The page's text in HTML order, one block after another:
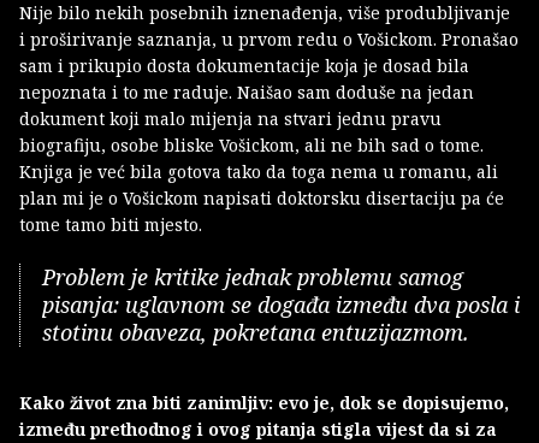
Nije bilo nekih posebnih iznenađenja, više produbljivanje
i proširivanje saznanja, u prvom redu o Vošickom. Pronašao
sam i prikupio dosta dokumentacije koja je dosad bila
nepoznata i to me raduje. Naišao sam doduše na jedan
dokument koji malo mijenja na stvari jednu pravu
biografiju, osobe bliske Vošickom, ali ne bih sad o tome.
Knjiga je već bila gotova tako da toga nema u romanu, ali
plan mi je o Vošickom napisati doktorsku disertaciju pa će
tome tamo biti mjesto.
Problem je kritike jednak problemu samog
pisanja: uglavnom se događa između dva posla i
stotinu obaveza, pokretana entuzijazmom.
Kako život zna biti zanimljiv: evo je, dok se dopisujemo,
između prethodnog i ovog pitanja stigla vijest da si za